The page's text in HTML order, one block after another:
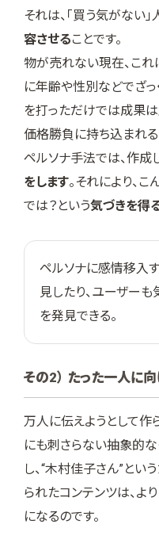
それは、「買う気がない」
容させることです。
物が売れない現在、これ
に年齢や性別などでざ
を打っただけでは成果は
価格勝負に持ち込まれる
ペルソナ手法では、作成
をします。それにより、
では？という気づきを得
ペルソナに感情移入す
見したり、ユーザー
を発見できる。
その2） たった一人に
万人に伝えようとして作
にも刺さらない抽象的な
し、“木村佳子さん”とい
られたコンテンツは、より
になるのです。